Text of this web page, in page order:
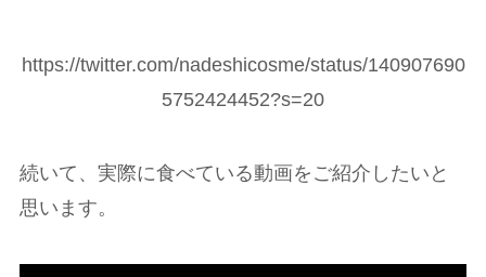
https://twitter.com/nadeshicosme/status/140907690
5752424452?s=20
続いて、実際に食べている動画をご紹介したいと
思います。